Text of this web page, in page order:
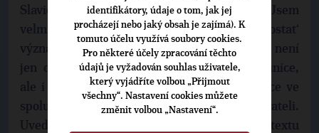
Slavičíně jako nezávislý technický garant. „Jsem
velmi rád, že se podařilo pod jednu střechu ‚dostat‘
významné společnosti v daném oboru. Cílem není
jen obnova klasické výroby velkorážové munice,
ale i zabezpečení výroby sofistikované munice ve
spolupráci s významnými světovými dodavateli.
Uvedené kroky jsou realizovány také v kontextu
identifikátory, údaje o tom, jak jej
procházejí nebo jaký obsah je zajímá). K
tomuto účelu využívá soubory cookies.
Pro některé účely zpracování těchto
údajů je vyžadován souhlas uživatele,
který vyjádříte volbou „Přijmout
všechny“. Nastavení cookies můžete
změnit volbou „Nastavení“.